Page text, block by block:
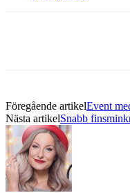
Föregående artikelEvent
Nästa artikelSnabb